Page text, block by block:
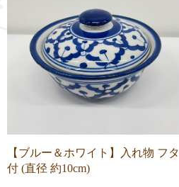
【ブルー＆ホワイト】入れ物 フタ
付 (直径 約10cm)